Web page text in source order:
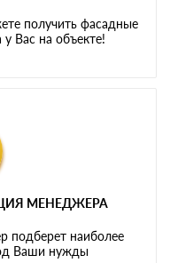
получить фасадные
Вас на объекте!
МЕНЕДЖЕРА
подберет наиболее
Ваши нужды